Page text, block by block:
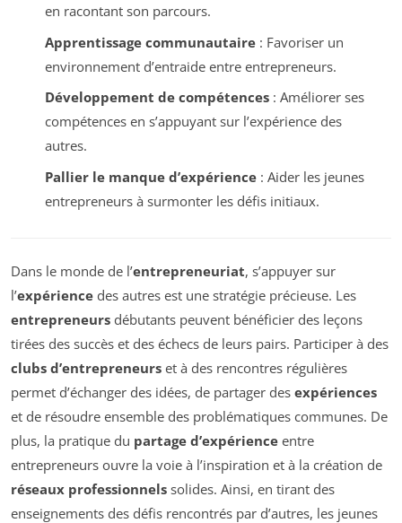
en racontant son parcours.
Apprentissage communautaire: Favoriser un
environnement d’entraide entre entrepreneurs.
Développement de compétences: Améliorer ses
compétences en s’appuyant sur l’expérience des
autres.
Pallier le manque d’expérience: Aider les jeunes
entrepreneurs à surmonter les défis initiaux.
Dans le monde de l’entrepreneuriat, s’appuyer sur
l’expérience des autres est une stratégie précieuse. Les
entrepreneurs débutants peuvent bénéficier des leçons
tirées des succès et des échecs de leurs pairs. Participer à des
clubs d’entrepreneurs et à des rencontres régulières
permet d’échanger des idées, de partager des expériences
et de résoudre ensemble des problématiques communes. De
plus, la pratique du partage d’expérience entre
entrepreneurs ouvre la voie à l’inspiration et à la création de
réseaux professionnels solides. Ainsi, en tirant des
enseignements des défis rencontrés par d’autres, les jeunes